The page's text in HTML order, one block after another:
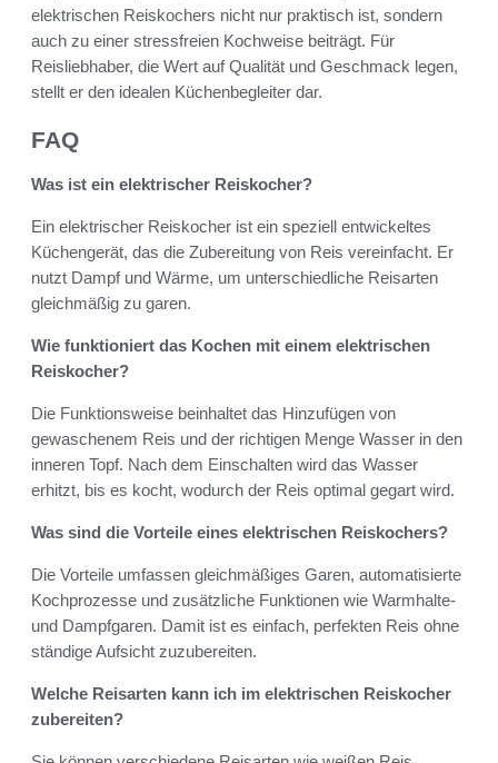
elektrischen Reiskochers nicht nur praktisch ist, sondern
auch zu einer stressfreien Kochweise beiträgt. Für
Reisliebhaber, die Wert auf Qualität und Geschmack legen,
stellt er den idealen Küchenbegleiter dar.
FAQ
Was ist ein elektrischer Reiskocher?
Ein elektrischer Reiskocher ist ein speziell entwickeltes
Küchengerät, das die Zubereitung von Reis vereinfacht. Er
nutzt Dampf und Wärme, um unterschiedliche Reisarten
gleichmäßig zu garen.
Wie funktioniert das Kochen mit einem elektrischen
Reiskocher?
Die Funktionsweise beinhaltet das Hinzufügen von
gewaschenem Reis und der richtigen Menge Wasser in den
inneren Topf. Nach dem Einschalten wird das Wasser
erhitzt, bis es kocht, wodurch der Reis optimal gegart wird.
Was sind die Vorteile eines elektrischen Reiskochers?
Die Vorteile umfassen gleichmäßiges Garen, automatisierte
Kochprozesse und zusätzliche Funktionen wie Warmhalte-
und Dampfgaren. Damit ist es einfach, perfekten Reis ohne
ständige Aufsicht zuzubereiten.
Welche Reisarten kann ich im elektrischen Reiskocher
zubereiten?